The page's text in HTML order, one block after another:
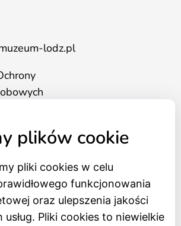
lodz.pl
plików cookie
pliki cookies w celu
funkcjonowania
oraz ulepszenia jakości
Pliki cookies to niewielkie